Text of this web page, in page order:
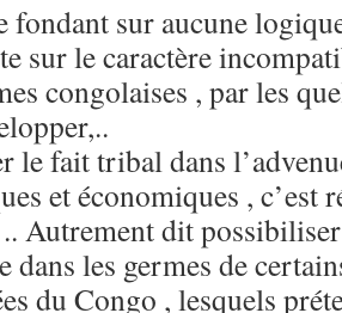
fondant sur aucune
sur le caractère
congolaises , par les
le fait tribal dans
et économiques , c’est
Autrement dit
dans les germes de
du Congo , lesquels